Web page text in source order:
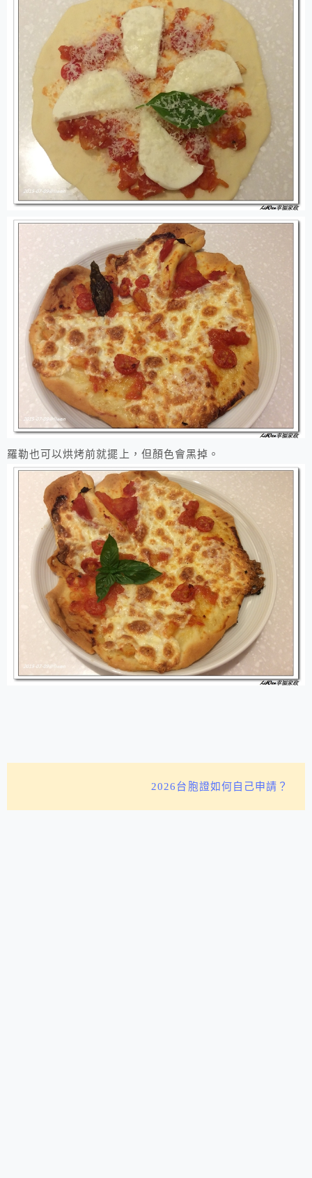
羅勒也可以烘烤前就擺上，但顏色會黑掉。
2026台胞證如何自己申請？